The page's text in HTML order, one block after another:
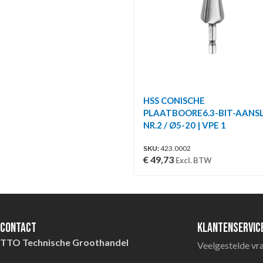
HSS CONISCHE
PLAATBOORE6.3-BIT-
NR.2 / Ø5-20 | VPE 1
SKU:423.0002
€49,73 Excl. BTW
Contact
TTO Technische Groothandel
Veelgestelde